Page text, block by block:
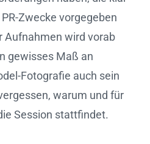
Zwecke vorgegeben
Aufnahmen wird vorab
gewisses Maß an
Fotografie auch sein
warum und für
Session stattfindet.